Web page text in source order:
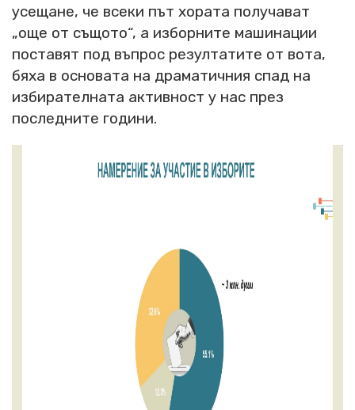
усещане, че всеки път хората получават
„още от същото“, а изборните машинации
поставят под въпрос резултатите от вота,
бяха в основата на драматичния спад на
избирателната активност у нас през
последните години.